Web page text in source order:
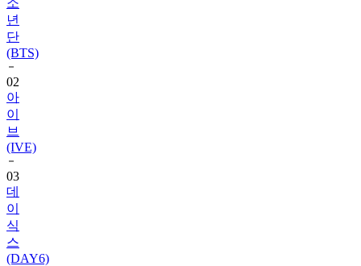
단
(BTS)
02
아
이
브
(IVE)
03
데
이
식
스
(DAY6)
04